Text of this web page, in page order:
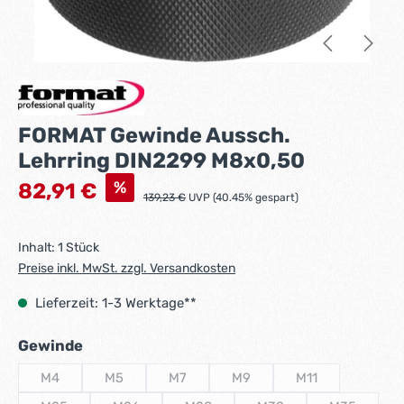
FORMAT Gewinde Aussch.
Lehrring DIN2299 M8x0,50
Verkaufspreis:
82,91 € % Regulärer Preis:
139,23 € UVP (40.45% gespart)
Inhalt: 1 Stück
Preise inkl. MwSt. zzgl. Versandkosten
Lieferzeit: 1-3 Werktage**
Gewindeauswählen
M4 M5 M7 M9 M11